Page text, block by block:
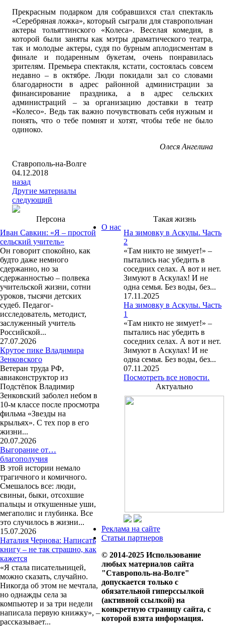
Прекрасным подарком для собравшихся стал спектакль
«Серебряная ложка», который сыграли для ставропольчан
актеры тольяттинского «Колеса». Веселая комедия, в
которой были заняты как мэтры драматического театра,
так и молодые актеры, судя по бурным аплодисментам в
финале и подаренным букетам, очень понравилась
зрителям. Премьера спектакля, кстати, состоялась совсем
недавно – в октябре. Люди покидали зал со словами
благодарности в адрес районной администрации за
финансирование праздника, а в адрес сельских
администраций – за организацию доставки в театр
«Колесо». Ведь так важно почувствовать себя нужным и
понять, что о тебе помнят и хотят, чтобы тебе не было
одиноко.
Олеся Ангелина
Ставрополь-на-Волге
04.12.2018
назад
Другие материалы
следующий
Персона
Иван Савкин: «Я – простой
сельский учитель»
Он говорит спокойно, как
будто даже немного
сдержанно, но за
сдержанностью – полвека
учительской жизни, сотни
уроков, тысячи детских
судеб. Педагог-
исследователь, методист,
заслуженный учитель
Российской...
27.07.2026
Крутое пике Владимира
Зенковского
Ветеран труда РФ,
авиаконструктор из
Подстёпок Владимир
Зенковский заболел небом в
10-м классе после просмотра
фильма «Звезды на
крыльях». С тех пор в его
жизни...
20.07.2026
Выгорание от…
благополучия
В этой истории немало
трагичного и комичного.
Смешалось все: люди,
свиньи, быки, отсохшие
пальцы и откушенные уши,
мегаполис и глубинка. Все
это случилось в жизни...
15.07.2026
Наталия Чернова: Написать
книгу – не так страшно, как
кажется
«Я стала писательницей,
можно сказать, случайно.
Никогда об этом не мечтала,
но однажды села за
компьютер и за три недели
написала первую книжку», –
рассказывает...
Такая жизнь
На зимовку в Аскулы. Часть
2
«Там никто не зимует!» –
пытались нас убедить в
соседних селах. А вот и нет.
Зимуют в Аскулах! И не
одна семья. Без воды, без...
17.11.2025
На зимовку в Аскулы. Часть
1
«Там никто не зимует!» –
пытались нас убедить в
соседних селах. А вот и нет.
Зимуют в Аскулах! И не
одна семья. Без воды, без...
07.11.2025
Посмотреть все новости.
Актуально
О нас
Реклама на сайте
Статьи партнеров
© 2014-2025 Использование
любых материалов сайта
"Ставрополь-на-Волге"
допускается только с
обязательной гиперссылкой
(активной ссылкой) на
конкретную страницу сайта, с
которой взята информация.